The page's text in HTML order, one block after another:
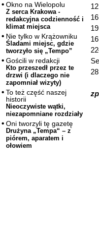
Okno na Wielopolu
Z serca Krakowa -
redakcyjna codzienność i
klimat miejsca
Nie tylko w Krążowniku
Śladami miejsc, gdzie
tworzyło się „Tempo”
Gościli w redakcji
Kto przeszedł przez te
drzwi (i dlaczego nie
zapomniał wizyty)
To też część naszej
historii
Nieoczywiste wątki,
niezapomniane rozdziały
Oni tworzyli tę gazetę
Drużyna „Tempa“ – z
piórem, aparatem i
ołowiem